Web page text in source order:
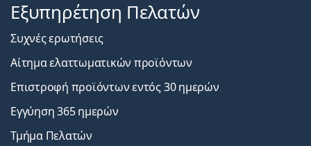
Εξυπηρέτηση Πελατών
Συχνές ερωτήσεις
Αίτημα ελαττωματικών προϊόντων
Επιστροφή προϊόντων εντός 30 ημερών
Εγγύηση 365 ημερών